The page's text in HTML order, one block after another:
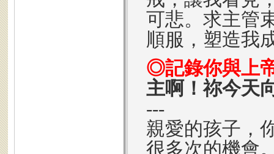
可悲。求主管
順服，塑造我
◎記錄你與上
主啊！祢今天
---
親愛的孩子，
很多次的機會